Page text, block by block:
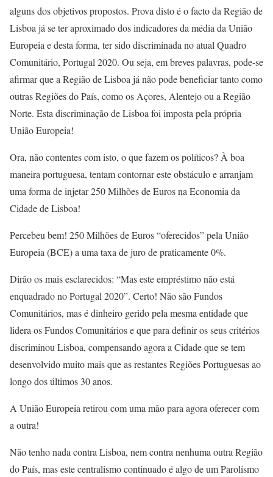
alguns dos objetivos propostos. Prova disto é o facto da Região de
Lisboa já se ter aproximado dos indicadores da média da União
Europeia e desta forma, ter sido discriminada no atual Quadro
Comunitário, Portugal 2020. Ou seja, em breves palavras, pode-se
afirmar que a Região de Lisboa já não pode beneficiar tanto como
outras Regiões do País, como os Açores, Alentejo ou a Região
Norte. Esta discriminação de Lisboa foi imposta pela própria
União Europeia!
Ora, não contentes com isto, o que fazem os políticos? À boa
maneira portuguesa, tentam contornar este obstáculo e arranjam
uma forma de injetar 250 Milhões de Euros na Economia da
Cidade de Lisboa!
Percebeu bem! 250 Milhões de Euros “oferecidos” pela União
Europeia (BCE) a uma taxa de juro de praticamente 0%.
Dirão os mais esclarecidos: “Mas este empréstimo não está
enquadrado no Portugal 2020”. Certo! Não são Fundos
Comunitários, mas é dinheiro gerido pela mesma entidade que
lidera os Fundos Comunitários e que para definir os seus critérios
discriminou Lisboa, compensando agora a Cidade que se tem
desenvolvido muito mais que as restantes Regiões Portuguesas ao
longo dos últimos 30 anos.
A União Europeia retirou com uma mão para agora oferecer com
a outra!
Não tenho nada contra Lisboa, nem contra nenhuma outra Região
do País, mas este centralismo continuado é algo de um Parolismo